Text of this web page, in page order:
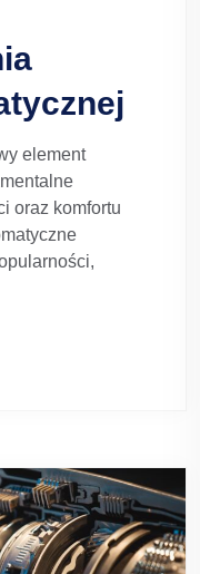
element
oraz komfortu